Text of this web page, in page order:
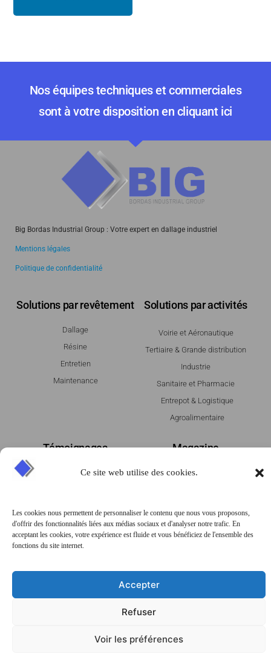
Ce site web utilise des cookies.
Les cookies nous permettent de personnaliser le contenu que nous vous proposons,
d'offrir des fonctionnalités liées aux médias sociaux et d'analyser notre trafic. En
acceptant les cookies, votre expérience est fluide et vous bénéficiez de l'ensemble des
fonctions du site internet.
Accepter
Refuser
Voir les préférences
Nos équipes techniques et commerciales
sont à votre disposition en cliquant ici
Big Bordas Industrial Group : Votre expert en dallage industriel
Mentions légales
Politique de confidentialité
Solutions par revêtement
Dallage
Résine
Entretien
Maintenance
Solutions par activités
Voirie et Aéronautique
Tertiaire & Grande distribution
Industrie
Sanitaire et Pharmacie
Entrepot & Logistique
Agroalimentaire
Témoignages
AOSTE
PRESANCE
Magazine
25 Av. ZAC de Chassagne,
69360 Ternay, France
contact@big-france.com